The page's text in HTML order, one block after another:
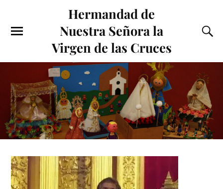
Hermandad de
Nuestra Señora la
Virgen de las Cruces